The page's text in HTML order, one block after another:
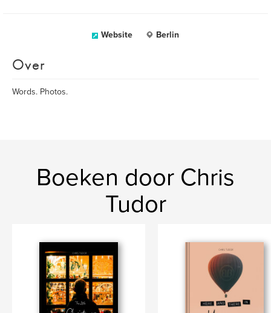
Website Berlin
Over
Words. Photos.
Boeken door Chris
Tudor